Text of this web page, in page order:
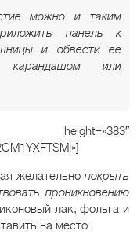
можно и таким
панель к
и обвести ее
карандашом или
желательно покрыть
проникновению
лак, фольга и
на место.